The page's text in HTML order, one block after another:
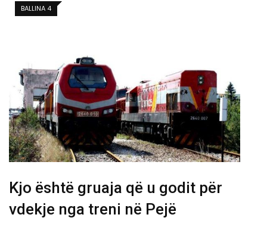
BALLINA 4
Kjo është gruaja që u godit për
vdekje nga treni në Pejë